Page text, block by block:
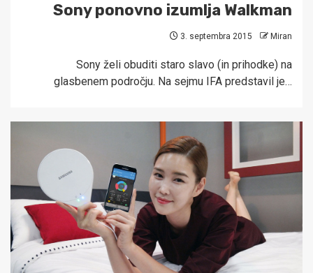
Sony ponovno izumlja Walkman
3. septembra 2015 Miran
Sony želi obuditi staro slavo (in prihodke) na
glasbenem področju. Na sejmu IFA predstavil je…